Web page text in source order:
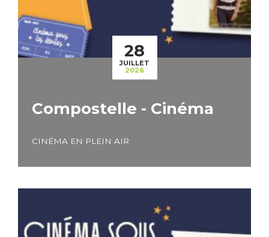
28
JUILLET
2026
Compostelle - Cinéma
CINÉMA EN PLEIN AIR